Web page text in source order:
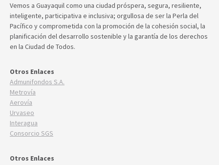
Vemos a Guayaquil como una ciudad próspera, segura, resiliente,
inteligente, participativa e inclusiva; orgullosa de ser la Perla del
Pacífico y comprometida con la promoción de la cohesión social, la
planificación del desarrollo sostenible y la garantía de los derechos
en la Ciudad de Todos.
Otros Enlaces
Admunifondos S.A.
Metrovía
Aerovía
Urvaseo
Interagua
Consorcio SGS
Otros Enlaces